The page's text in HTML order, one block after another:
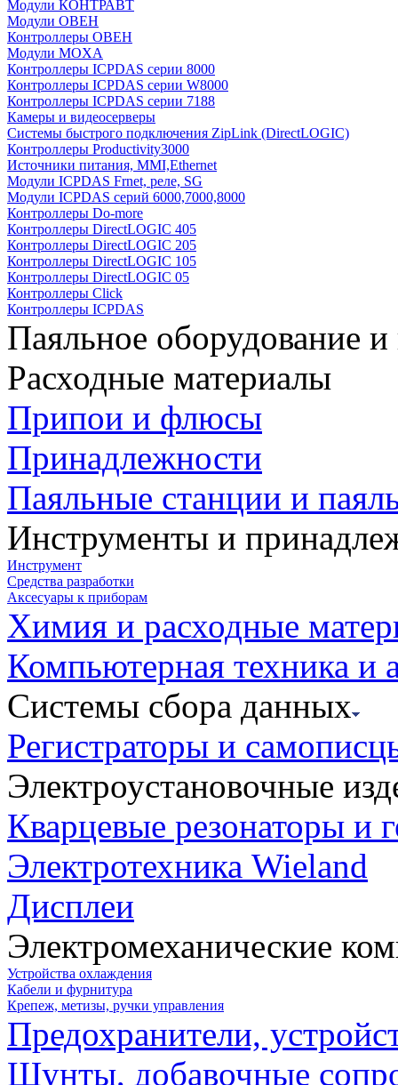
Модули КОНТРАВТ
Модули ОВЕН
Контроллеры ОВЕН
Модули MOXA
Контроллеры ICPDAS серии 8000
Контроллеры ICPDAS серии W8000
Контроллеры ICPDAS серии 7188
Камеры и видеосерверы
Системы быстрого подключения ZipLink (DirectLOGIC)
Контроллеры Productivity3000
Источники питания, MMI,Ethernet
Модули ICPDAS Frnet, реле, SG
Модули ICPDAS серий 6000,7000,8000
Контроллеры Do-more
Контроллеры DirectLOGIC 405
Контроллеры DirectLOGIC 205
Контроллеры DirectLOGIC 105
Контроллеры DirectLOGIC 05
Контроллеры Click
Контроллеры ICPDAS
Паяльное оборудование
Расходные материалы
Припои и флюсы
Принадлежности
Паяльные станции и
Инструменты и
Инструмент
Средства разработки
Аксесуары к приборам
Химия и расходные
Компьютерная техника и
Системы сбора данных
Регистраторы и
Электроустановочные
Кварцевые резонаторы и
Электротехника Wieland
Дисплеи
Электромеханические
Устройства охлаждения
Кабели и фурнитура
Крепеж, метизы, ручки управления
Предохранители,
Шунты, добавочные